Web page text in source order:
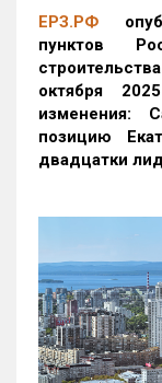
ЕРЗ.РФ
пунктов
октября
изменения:
позицию
двадцатки